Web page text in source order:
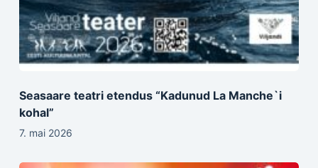
Seasaare teatri etendus “Kadunud La Manche`i
kohal”
7. mai 2026